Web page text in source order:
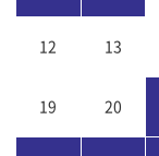
12 13
19 20